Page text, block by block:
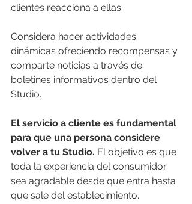
clientes reacciona a ellas.
Considera hacer actividades
dinámicas ofreciendo recompensas y
comparte noticias a través de
boletines informativos dentro del
Studio.
El servicio a cliente es fundamental
para que una persona considere
volver a tu Studio. El objetivo es que
toda la experiencia del consumidor
sea agradable desde que entra hasta
que sale del establecimiento.